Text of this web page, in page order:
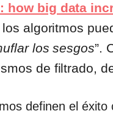
how big data
algoritmos
los sesgos”.
de filtrado,
definen el